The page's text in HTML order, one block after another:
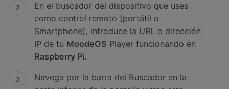
En el buscador del dispositivo que uses
como control remoto (portátil o
Smartphone), introduce la URL o dirección
IP de tu MoodeOS Player funcionando en
Raspberry Pi.
Navega por la barra del Buscador en la